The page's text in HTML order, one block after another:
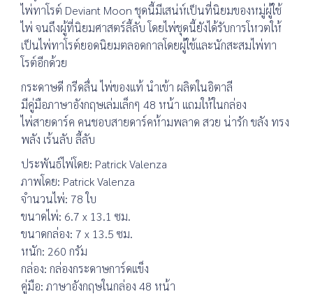
ไพ่ทาโรต์ Deviant Moon ชุดนี้มีเสน่ห์เป็นที่นิยมของหมู่ผู้ใช้
ไพ่ จนถึงผู้ที่นิยมศาสตร์ลี้ลับ โดยไพ่ชุดนี้ยังได้รับการโหวตให้
เป็นไพ่ทาโรต์ยอดนิยมตลอดกาลโดยผู้ใช้และนักสะสมไพ่ทา
โรต์อีกด้วย
กระดาษดี กรีดลื่น ไพ่ของแท้ นำเข้า ผลิตในอิตาลี
มีคู่มือภาษาอังกฤษเล่มเล็กๆ 48 หน้า แถมให้ในกล่อง
ไพ่สายดาร์ค คนชอบสายดาร์คห้ามพลาด สวย น่ารัก ขลัง ทรง
พลัง เร้นลับ ลี้ลับ
ประพันธ์ไพ่โดย: Patrick Valenza
ภาพโดย: Patrick Valenza
จำนวนไพ่: 78 ใบ
ขนาดไพ่: 6.7 x 13.1 ซม.
ขนาดกล่อง: 7 x 13.5 ซม.
หนัก: 260 กรัม
กล่อง: กล่องกระดาษการ์ดแข็ง
คู่มือ: ภาษาอังกฤษในกล่อง 48 หน้า